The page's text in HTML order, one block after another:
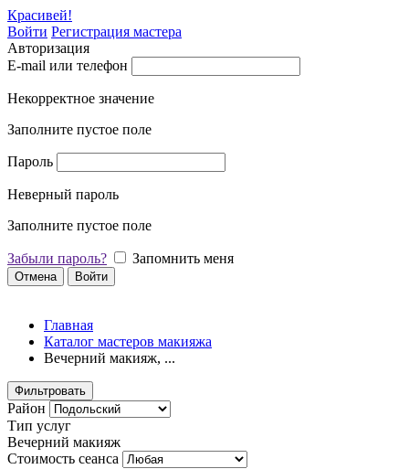
Красивей!
Войти Регистрация мастера
Авторизация
E-mail или телефон
Некорректное значение
Заполните пустое поле
Пароль
Неверный пароль
Заполните пустое поле
Забыли пароль? Запомнить меня
Отмена Войти
Главная
Каталог мастеров макияжа
Вечерний макияж, ...
Фильтровать
Район
Тип услуг
Вечерний макияж
Стоимость сеанса